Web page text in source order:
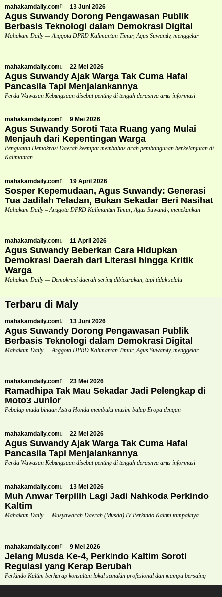
mahakamdaily.com 13 Juni 2026
Agus Suwandy Dorong Pengawasan Publik
Berbasis Teknologi dalam Demokrasi Digital
Mahakam Daily — Anggota DPRD Kalimantan Timur, Agus Suwandy, menggelar
mahakamdaily.com 22 Mei 2026
Agus Suwandy Ajak Warga Tak Cuma Hafal
Pancasila Tapi Menjalankannya
Perda Wawasan Kebangsaan disebut penting di tengah derasnya arus informasi
mahakamdaily.com 9 Mei 2026
Agus Suwandy Soroti Tata Ruang yang Mulai
Menjauh dari Kepentingan Warga
Penguatan Demokrasi Daerah keempat membahas arah pembangunan berkelanjutan di
Kalimantan
mahakamdaily.com 19 April 2026
Sosper Kepemudaan, Agus Suwandy: Generasi
Tua Jadilah Teladan, Bukan Sekadar Beri Nasihat
Mahakam Daily – Anggota DPRD Kalimantan Timur, Agus Suwandy, menekankan
mahakamdaily.com 11 April 2026
Agus Suwandy Beberkan Cara Hidupkan
Demokrasi Daerah dari Literasi hingga Kritik
Warga
Mahakam Daily — Demokrasi daerah sering dibicarakan, tapi tidak selalu
Terbaru di Maly
mahakamdaily.com 13 Juni 2026
Agus Suwandy Dorong Pengawasan Publik
Berbasis Teknologi dalam Demokrasi Digital
Mahakam Daily — Anggota DPRD Kalimantan Timur, Agus Suwandy, menggelar
mahakamdaily.com 23 Mei 2026
Ramadhipa Tak Mau Sekadar Jadi Pelengkap di
Moto3 Junior
Pebalap muda binaan Astra Honda membuka musim balap Eropa dengan
mahakamdaily.com 22 Mei 2026
Agus Suwandy Ajak Warga Tak Cuma Hafal
Pancasila Tapi Menjalankannya
Perda Wawasan Kebangsaan disebut penting di tengah derasnya arus informasi
mahakamdaily.com 13 Mei 2026
Muh Anwar Terpilih Lagi Jadi Nahkoda Perkindo
Kaltim
Mahakam Daily — Musyawarah Daerah (Musda) IV Perkindo Kaltim tampaknya
mahakamdaily.com 9 Mei 2026
Jelang Musda Ke-4, Perkindo Kaltim Soroti
Regulasi yang Kerap Berubah
Perkindo Kaltim berharap konsultan lokal semakin profesional dan mampu bersaing